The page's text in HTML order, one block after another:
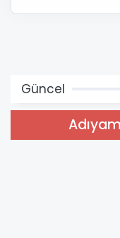
Güncel